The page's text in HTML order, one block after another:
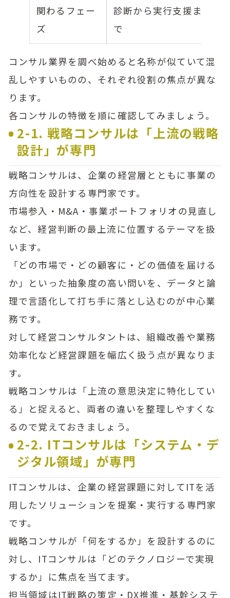
関わるフェー
ズ
診断から実行支援ま
で
コンサル業界を調べ始めると名称が似ていて混
乱しやすいものの、それぞれ役割の焦点が異な
ります。
各コンサルの特徴を順に確認してみましょう。
2-1. 戦略コンサルは「上流の戦略
設計」が専門
戦略コンサルは、企業の経営層とともに事業の
方向性を設計する専門家です。
市場参入・M&A・事業ポートフォリオの見直し
など、経営判断の最上流に位置するテーマを扱
います。
「どの市場で・どの顧客に・どの価値を届ける
か」といった抽象度の高い問いを、データと論
理で言語化して打ち手に落とし込むのが中心業
務です。
対して経営コンサルタントは、組織改善や業務
効率化など経営課題を幅広く扱う点が異なりま
す。
戦略コンサルは「上流の意思決定に特化してい
る」と捉えると、両者の違いを整理しやすくな
るので覚えておきましょう。
2-2. ITコンサルは「システム・デ
ジタル領域」が専門
ITコンサルは、企業の経営課題に対してITを活
用したソリューションを提案・実行する専門家
です。
戦略コンサルが「何をするか」を設計するのに
対し、ITコンサルは「どのテクノロジーで実現
するか」に焦点を当てます。
担当領域はIT戦略の策定・DX推進・基幹システ